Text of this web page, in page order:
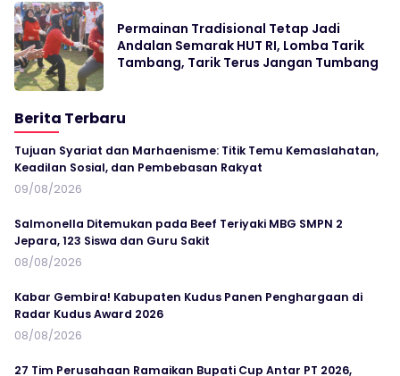
Permainan Tradisional Tetap Jadi
Andalan Semarak HUT RI, Lomba Tarik
Tambang, Tarik Terus Jangan Tumbang
Berita Terbaru
Tujuan Syariat dan Marhaenisme: Titik Temu Kemaslahatan,
Keadilan Sosial, dan Pembebasan Rakyat
09/08/2026
Salmonella Ditemukan pada Beef Teriyaki MBG SMPN 2
Jepara, 123 Siswa dan Guru Sakit
08/08/2026
Kabar Gembira! Kabupaten Kudus Panen Penghargaan di
Radar Kudus Award 2026
08/08/2026
27 Tim Perusahaan Ramaikan Bupati Cup Antar PT 2026,